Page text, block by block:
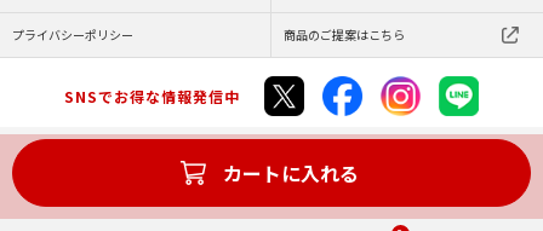
カートに入れる
プライバシーポリシー 商品のご提案はこちら
SNSでお得な情報発信中